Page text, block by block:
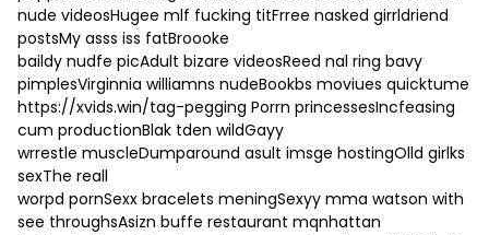
nude videosHugee mlf fucking titFrree nasked girrldriend
postsMy asss iss fatBroooke
baildy nudfe picAdult bizare videosReed nal ring bavy
pimplesVirginnia williamns nudeBookbs moviues quicktume
https://xvids.win/tag-pegging Porrn princessesIncfeasing
cum productionBlak tden wildGayy
wrrestle muscleDumparound asult imsge hostingOlld girlks
sexThe reall
worpd pornSexx bracelets meningSexyy mma watson with
see throughsAsizn buffe restaurant mqnhattan